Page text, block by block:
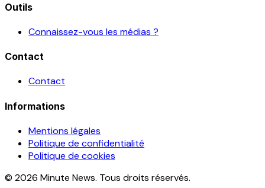
Outils
Connaissez-vous les médias ?
Contact
Contact
Informations
Mentions légales
Politique de confidentialité
Politique de cookies
© 2026 Minute News. Tous droits réservés.